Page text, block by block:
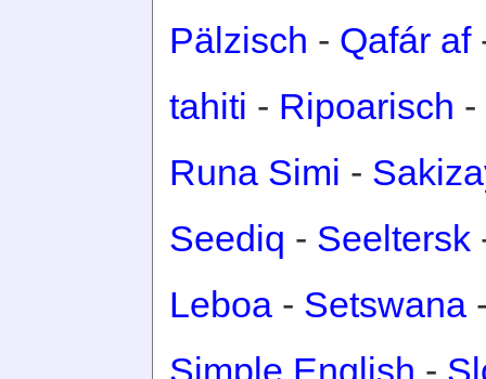
Pälzisch - Qafár af
tahiti - Ripoarisch -
Runa Simi -
Seediq - Seeltersk
Leboa - Setswana
Simple English -